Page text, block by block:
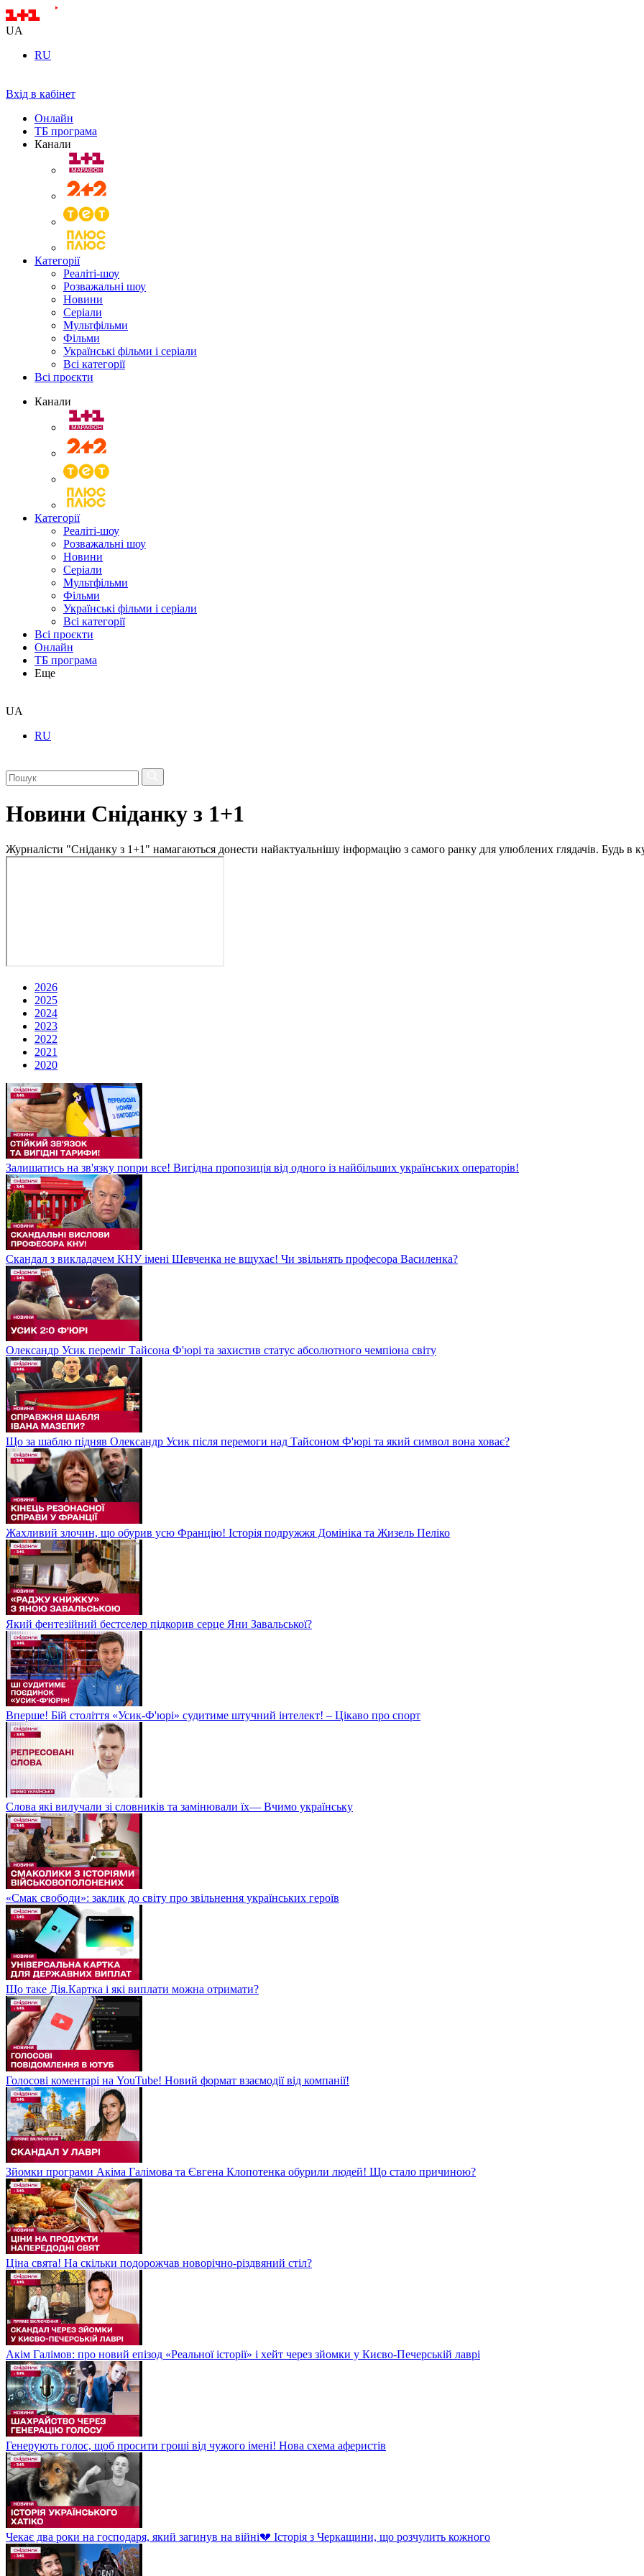
UA
RU
Вхід в кабінет
Онлайн
ТБ програма
Канали
Категорії
Реаліті-шоу
Розважальні шоу
Новини
Серіали
Мультфільми
Фільми
Українські фільми і серіали
Всі категорії
Всі проєкти
Канали
Категорії
Реаліті-шоу
Розважальні шоу
Новини
Серіали
Мультфільми
Фільми
Українські фільми і серіали
Всі категорії
Всі проєкти
Онлайн
ТБ програма
Еще
UA
RU
Новини Сніданку з 1+1
Журналісти "Сніданку з 1+1" намагаються донести найактуальнішу інформацію з самого ранку для улюблених глядачів. Будь в
2026
2025
2024
2023
2022
2021
2020
Залишатись на зв'язку попри все! Вигідна пропозиція від одного із найбільших українських операторів!
Скандал з викладачем КНУ імені Шевченка не вщухає! Чи звільнять професора Василенка?
Олександр Усик переміг Тайсона Ф'юрі та захистив статус абсолютного чемпіона світу
Що за шаблю підняв Олександр Усик після перемоги над Тайсоном Ф'юрі та який символ вона ховає?
Жахливий злочин, що обурив усю Францію! Історія подружжя Домініка та Жизель Пеліко
Який фентезійний бестселер підкорив серце Яни Завальської?
Вперше! Бій століття «Усик-Ф'юрі» судитиме штучний інтелект! – Цікаво про спорт
Слова які вилучали зі словників та замінювали їх— Вчимо українську
«Смак свободи»: заклик до світу про звільнення українських героїв
Що таке Дія.Картка і які виплати можна отримати?
Голосові коментарі на YouTube! Новий формат взаємодії від компанії!
Зйомки програми Акіма Галімова та Євгена Клопотенка обурили людей! Що стало причиною?
Ціна свята! На скільки подорожчав новорічно-різдвяний стіл?
Акім Галімов: про новий епізод «Реальної історії» і хейт через зйомки у Києво-Печерській лаврі
Генерують голос, щоб просити гроші від чужого імені! Нова схема аферистів
Чекає два роки на господаря, який загинув на війні💔 Історія з Черкащини, що розчулить кожного